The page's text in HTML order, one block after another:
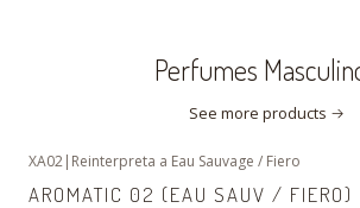
Perfumes
See more products
XA02 Reinterpreta a Eau Sauvage / Fiero
AROMATIC 02 (EAU SAUV / FIERO)